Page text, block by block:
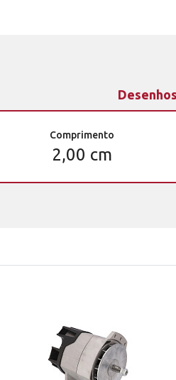
Comprimento
2,00 cm